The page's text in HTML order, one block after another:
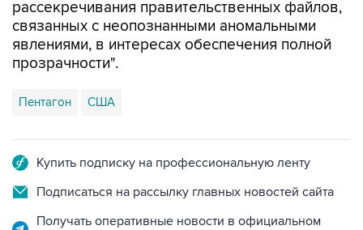
рассекречивания правительственных файлов,
связанных с неопознанными аномальными
явлениями, в интересах обеспечения полной
прозрачности".
Пентагон США
Купить подписку на профессиональную ленту
Подписаться на рассылку главных новостей сайта
Получать оперативные новости в официальном